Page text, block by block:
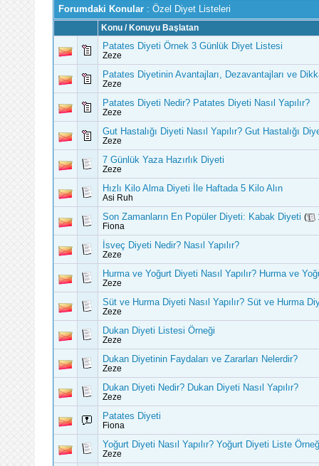
Forumdaki Konular : Özel Diyet Listeleri
Konu / Konuyu Başlatan
Patates Diyeti Örnek 3 Günlük Diyet Listesi
Zeze
Patates Diyetinin Avantajları, Dezavantajları ve
Zeze
Patates Diyeti Nedir? Patates Diyeti Nasıl Yapılır?
Zeze
Gut Hastalığı Diyeti Nasıl Yapılır? Gut Hastalığı
Zeze
7 Günlük Yaza Hazırlık Diyeti
Zeze
Hızlı Kilo Alma Diyeti İle Haftada 5 Kilo Alın
Asi Ruh
Son Zamanların En Popüler Diyeti: Kabak Diyeti (
Fiona
İsveç Diyeti Nedir? Nasıl Yapılır?
Zeze
Hurma ve Yoğurt Diyeti Nasıl Yapılır? Hurma ve
Zeze
Süt ve Hurma Diyeti Nasıl Yapılır? Süt ve Hurma
Zeze
Dukan Diyeti Listesi Örneği
Zeze
Dukan Diyetinin Faydaları ve Zararları Nelerdir?
Zeze
Dukan Diyeti Nedir? Dukan Diyeti Nasıl Yapılır?
Zeze
Patates Diyeti
Fiona
Yoğurt Diyeti Nasıl Yapılır? Yoğurt Diyeti Liste
Zeze